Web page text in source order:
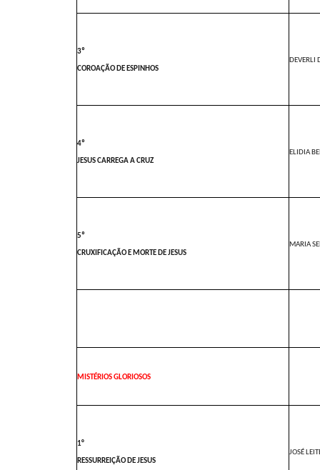
3º
COROAÇÃO DE ESPINHOS
DEVERLI
4º
JESUS CARREGA A CRUZ
ELIDIA
5º
CRUXIFICAÇÃO E MORTE DE JESUS
MARIA
MISTÉRIOS GLORIOSOS
1°
RESSURREIÇÃO DE JESUS
JOSÉ